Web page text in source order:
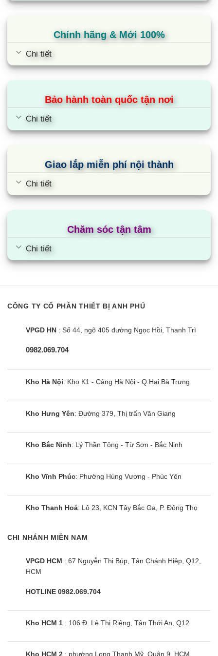
Phân loại
Máy giặt Samsung 12kg cửa trước lồng ngang
Mức giá dao động từ 13,5 – 18,4 triệu đồng
Máy giặt Samsung 12kg cửa trên lồng đứng
Nguồn gốc, xuất xứ
Samsung là thương hiệu điện tử, điện gia dụng nổi tiếng hàng
thị trường thế giới. Các sản phẩm mang thương hiệu
công nghệ tân tiến.
Nam trên dây chuyền công nghệ hiện đại đảm bảo chất lượng
Thời gian bảo hành
được bảo hành 11 năm nếu máy giặt được mua trước
01/11/2022.
hành 5 năm.
Nên mua máy giặt Samsung 12kg ở đâu giá rẻ,
chính hãng
Với lợi thế hình thức bán trực tuyến, Điện Máy Siêu Rẻ chỉ
nhập hàng ở kho và xuất bán cho người tiêu dùng nên tiết
Chính hãng & Mới 100%
Chi tiết
Bảo hành toàn quốc tận nơi
Chi tiết
Giao lắp miễn phí nội thành
Chi tiết
Chăm sóc tận tâm
Chi tiết
CÔNG TY CỔ PHẦN THIẾT BỊ ANH PHÚ
VPGD HN : Số 44, ngõ 405 đường Ngọc Hồi, Thanh Trì
0982.069.704
Kho Hà Nội: Kho K1 - Cảng Hà Nội - Q.Hai Bà Trưng
Kho Hưng Yên: Đường 379, Thị trấn Văn Giang
Kho Bắc Ninh: Lý Thần Tông - Từ Sơn - Bắc Ninh
Kho Vĩnh Phúc: Phường Hùng Vương - Phúc Yên
Kho Thanh Hoá: Lô 23, KCN Tây Bắc Ga, P. Đông Thọ
CHI NHÁNH MIỀN NAM
VPGD HCM : 67 Nguyễn Thị Búp, Tân Chánh Hiệp, Q12,
HCM
HOTLINE 0982.069.704
Kho HCM 1 : 106 Đ. Lê Thị Riêng, Tân Thới An, Q12
Kho HCM 2 : phường Long Thạnh Mỹ, Quận 9, HCM